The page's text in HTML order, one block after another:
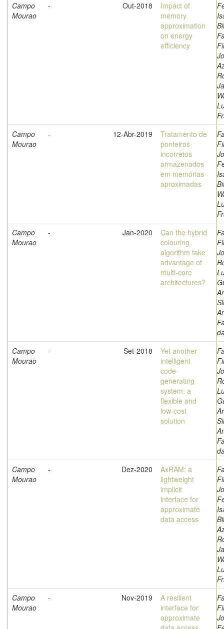
Campo
Mourao
- Out-2018
Impact of
memory
approximation
on energy
efficiency
Campo
Mourao
- 12-Abr-2019
Tratamento de
ponteiros
incorretos
armazenados
em memórias
aproximadas
Campo
Mourao
- Jan-2020
Can the hybrid
colouring
algorithm take
advantage of
multi-core
architectures?
Campo
Mourao
- Set-2018
Yet another
intelligent
code-
generating
system: a
flexible and
low-cost
solution
Campo
Mourao
- Dez-2020
AxRAM: a
lightweight
implicit
interface for
approximate
data access
Campo
Mourao
- Nov-2019
A resilient
interface for
approximate